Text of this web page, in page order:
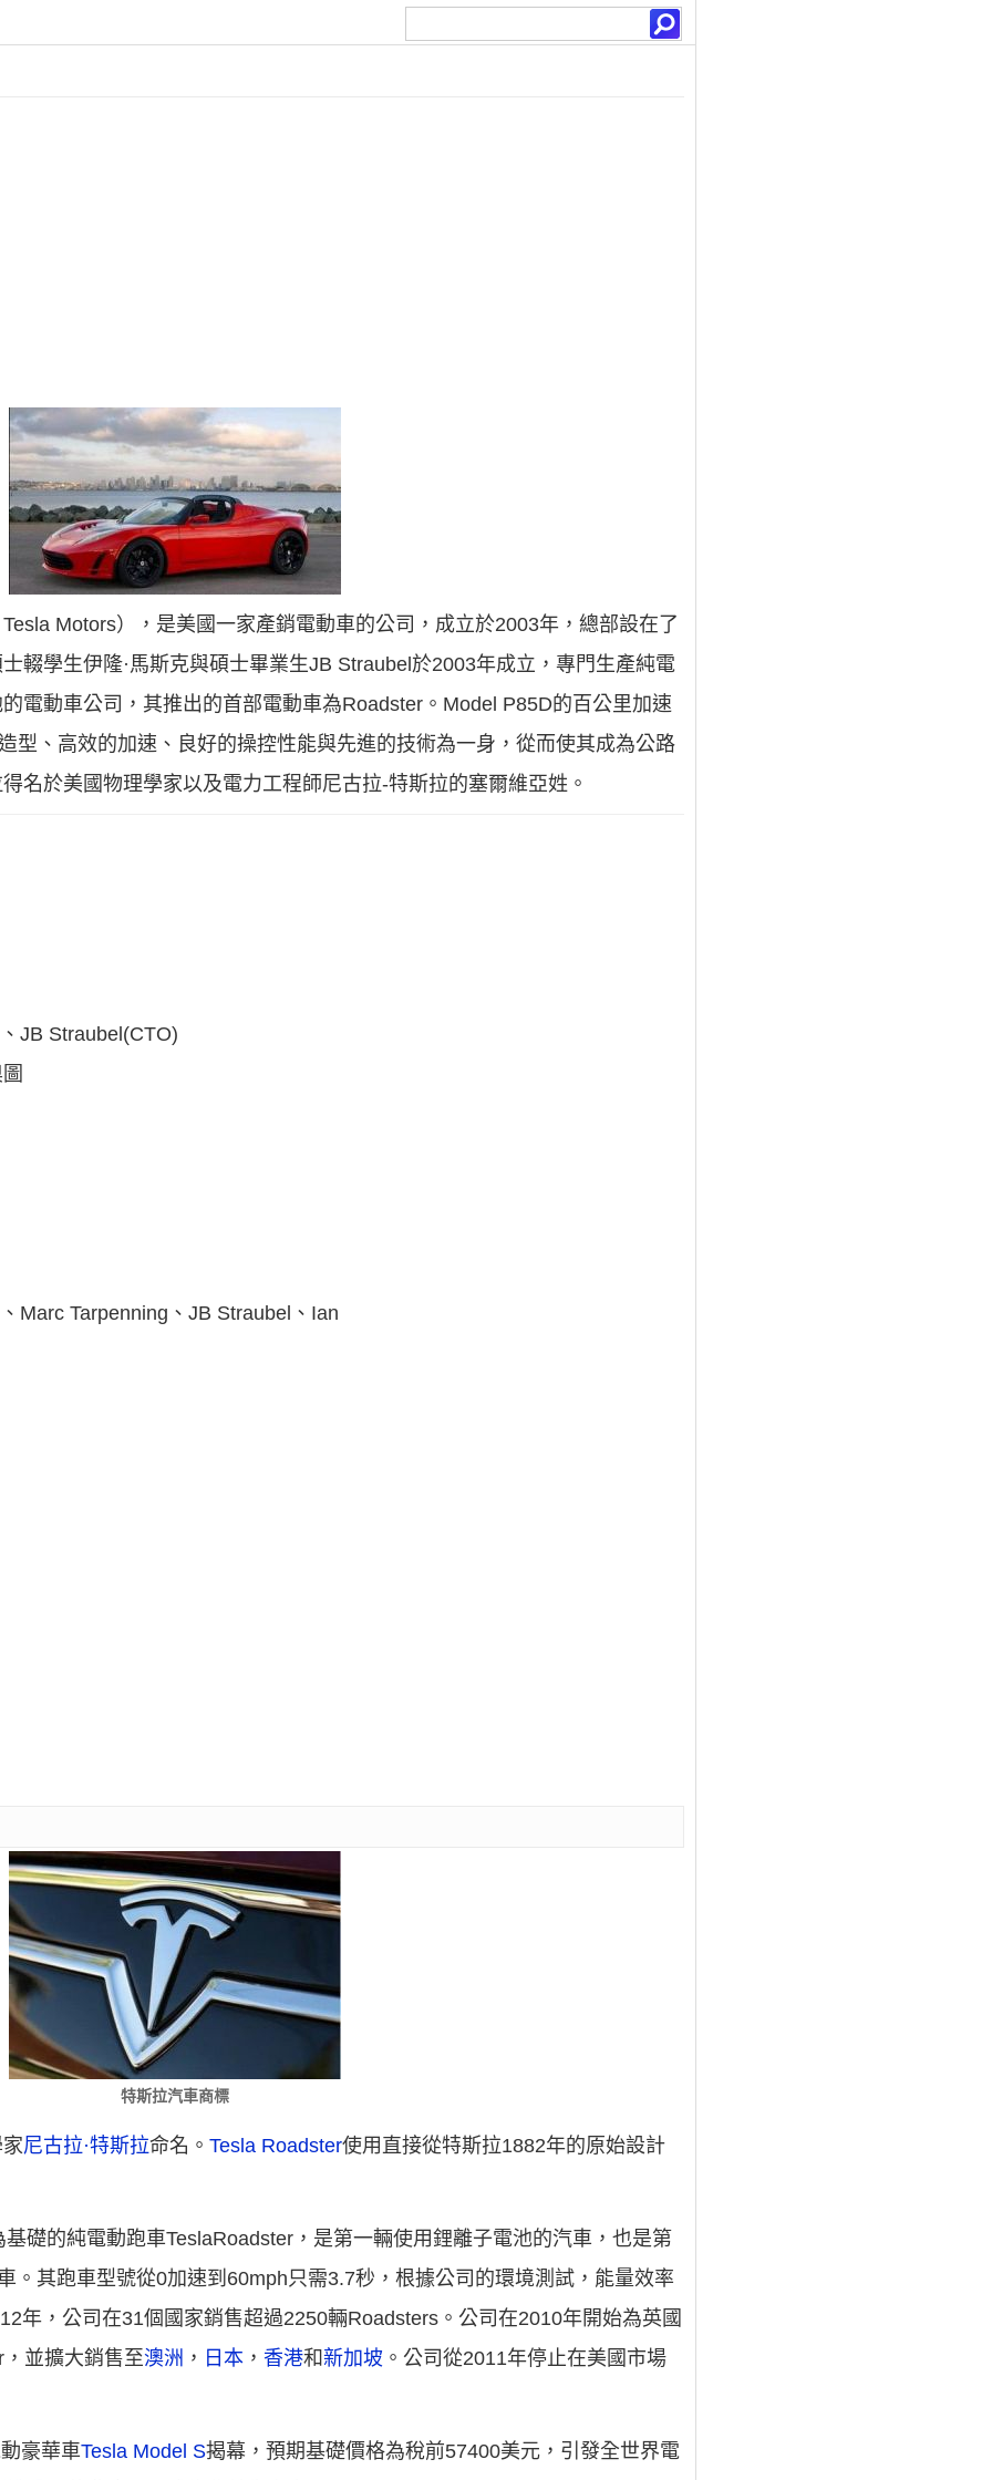
Motors），是美國一家產銷電動車的公司，成立於2003年，總部設在了
輟學生伊隆·馬斯克與碩士畢業生JB Straubel於2003年成立，專門生產純電
電動車公司，其推出的首部電動車為Roadster。Model P85D的百公里加速
型、高效的加速、良好的操控性能與先進的技術為一身，從而使其成為公路
名於美國物理學家以及電力工程師尼古拉-特斯拉的塞爾維亞姓。
JB Straubel(CTO)
Marc Tarpenning、JB Straubel、Ian
特斯拉汽車商標
尼古拉·特斯拉命名。Tesla Roadster使用直接從特斯拉1882年的原始設計
基礎的純電動跑車TeslaRoadster，是第一輛使用鋰離子電池的汽車，也是第
。其跑車型號從0加速到60mph只需3.7秒，根據公司的環境測試，能量效率
年，公司在31個國家銷售超過2250輛Roadsters。公司在2010年開始為英國
並擴大銷售至澳洲 ， 日本 ， 香港和新加坡 。公司從2011年停止在美國市場
豪華車Tesla Model S揭幕，預期基礎價格為稅前57400美元，引發全世界電